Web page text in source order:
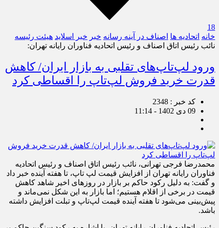
18
خانه اتحادیه ها اصناف در آینه رسانه خبر خبر اسلايد هیئت رئیسه
نائب رئیس اتاق اصناف و رئیس اتحادیه فناوران رایانه تهران:
ورود لپ‌تاپ‌های تقلبی به بازار ایران/ کاهش
قدرت خرید فروش لپ‌تاپ را اقساطی کرد
کد خبر : 2348
09 دی 1402 - 11:14
محمدرضا فرجی تهرانی، نائب رئیس اتاق اصناف و رئیس اتحادیه
فناوران رایانه تهران از افزایش قیمت لپ تاپ، تا هفته آینده خبر داد
و گفت: به دلیل رکود حاکم بر بازار در روزهای اخیر شاهد کاهش
قیمت در برخی از اقلام هستیم؛ اما بازار به این شکل نمی‌ماند و
پیش‌بینی می‌شود تا هفته آینده قیمت لپ‌تاپ و تبلت افزایش داشته
باشد.